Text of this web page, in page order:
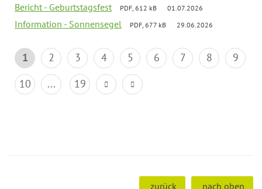
Bericht - Geburtstagsfest PDF, 612 kB 01.07.2026
Information - Sonnensegel PDF, 677 kB 29.06.2026
1 2 3 4 5 6 7 8
9
10
... 19
zurück nach oben